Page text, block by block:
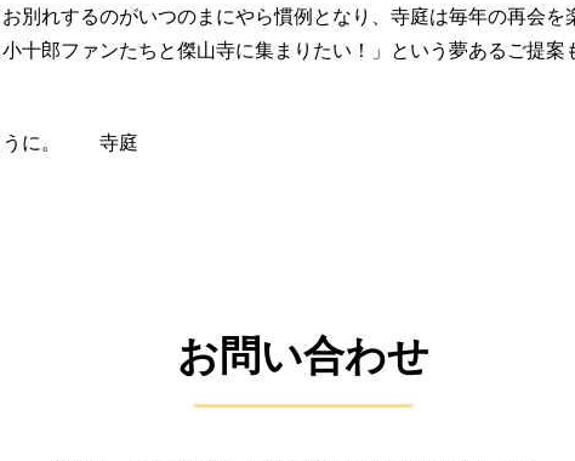
別れするのがいつのまにやら慣例となり、寺庭は毎年の再会を
十郎ファンたちと傑山寺に集まりたい！」という夢あるご提案
うに。 寺庭
お問い合わせ